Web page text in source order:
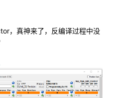
，真神来了，反编译过程中没